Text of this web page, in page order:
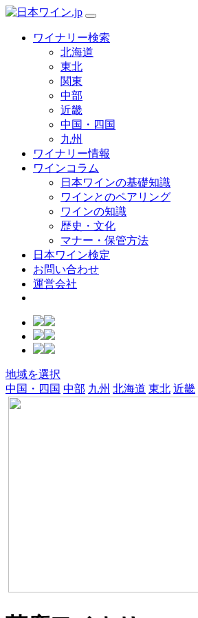
ワイナリー検索
北海道
東北
関東
中部
近畿
中国・四国
九州
ワイナリー情報
ワインコラム
日本ワインの基礎知識
ワインとのペアリング
ワインの知識
歴史・文化
マナー・保管方法
日本ワイン検定
お問い合わせ
運営会社
地域を選択
中国・四国 中部 九州 北海道 東北 近畿